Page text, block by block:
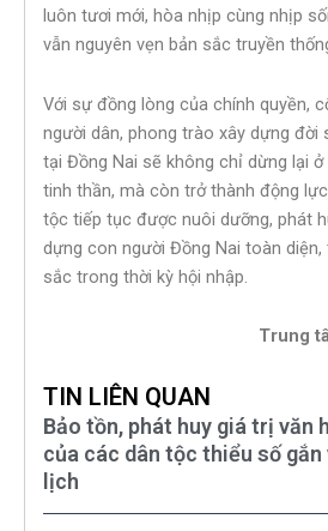
luôn tươi mới, hòa nhịp cùng nhịp
vẫn nguyên vẹn bản sắc truyền
Với sự đồng lòng của chính quyền,
người dân, phong trào xây dựng đời
tại Đồng Nai sẽ không chỉ dừng lại
tinh thần, mà còn trở thành động
tộc tiếp tục được nuôi dưỡng, phát
dựng con người Đồng Nai toàn diện,
sắc trong thời kỳ hội nhập.
Trung
TIN LIÊN QUAN
Bảo tồn, phát huy giá trị văn
của các dân tộc thiểu số
lịch